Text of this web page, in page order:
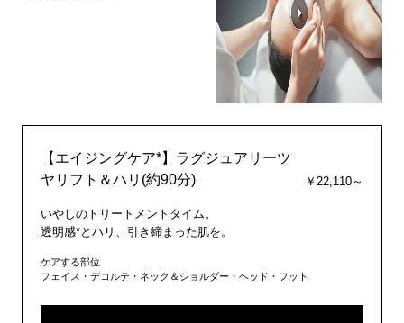
【エイジングケア*】ラグジュアリーツ
ヤリフト＆ハリ(約90分)
￥22,110～
いやしのトリートメントタイム。
透明感*とハリ、引き締まった肌を。
ケアする部位
フェイス・デコルテ・ネック＆ショルダー・ヘッド・フット